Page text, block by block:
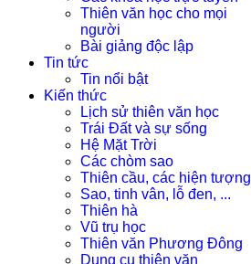
Thiên văn học cho mọi
người
Bài giảng độc lập
Tin tức
Tin nổi bật
Kiến thức
Lịch sử thiên văn học
Trái Đất và sự sống
Hệ Mặt Trời
Các chòm sao
Thiên cầu, các hiện tượng
Sao, tinh vân, lỗ đen, ...
Thiên hà
Vũ trụ học
Thiên văn Phương Đông
Dụng cụ thiên văn